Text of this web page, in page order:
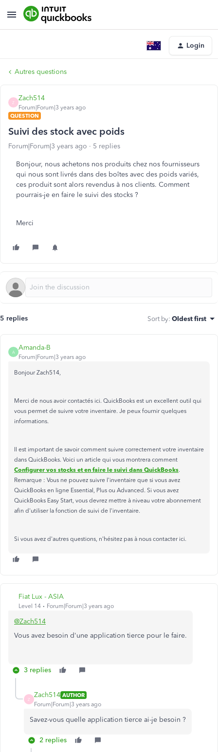
Login
Autres questions
Z
Zach514
Forum|Forum|3 years ago
QUESTION
Suivi des stock avec poids
Forum|Forum|3 years ago 5 replies
Bonjour, nous achetons nos produits chez nos fournisseurs
qui nous sont livrés dans des boîtes avec des poids variés,
ces produit sont alors revendus à nos clients. Comment
pourrais-je en faire le suivi des stocks ?
Merci
5 replies Sort by: Oldest first
A
Amanda-B
Forum|Forum|3 years ago
Bonjour Zach514,
Merci de nous avoir contactés ici. QuickBooks est un excellent outil qui
vous permet de suivre votre inventaire. Je peux fournir quelques
informations.
Il est important de savoir comment suivre correctement votre inventaire
dans QuickBooks. Voici un article qui vous montrera comment
Configurer vos stocks et en faire le suivi dans QuickBooks.
Remarque : Vous ne pouvez suivre l'inventaire que si vous avez
QuickBooks en ligne Essential, Plus ou Advanced. Si vous avez
QuickBooks Easy Start, vous devrez mettre à niveau votre abonnement
afin d'utiliser la fonction de suivi de l'inventaire.
Si vous avez d'autres questions, n'hésitez pas à nous contacter ici.
Fiat Lux - ASIA
Level 14 Forum|Forum|3 years ago
@Zach514
Vous avez besoin d'une application tierce pour le faire.
3 replies
Z
Zach514 AUTHOR
Forum|Forum|3 years ago
Savez-vous quelle application tierce ai-je besoin ?
2 replies